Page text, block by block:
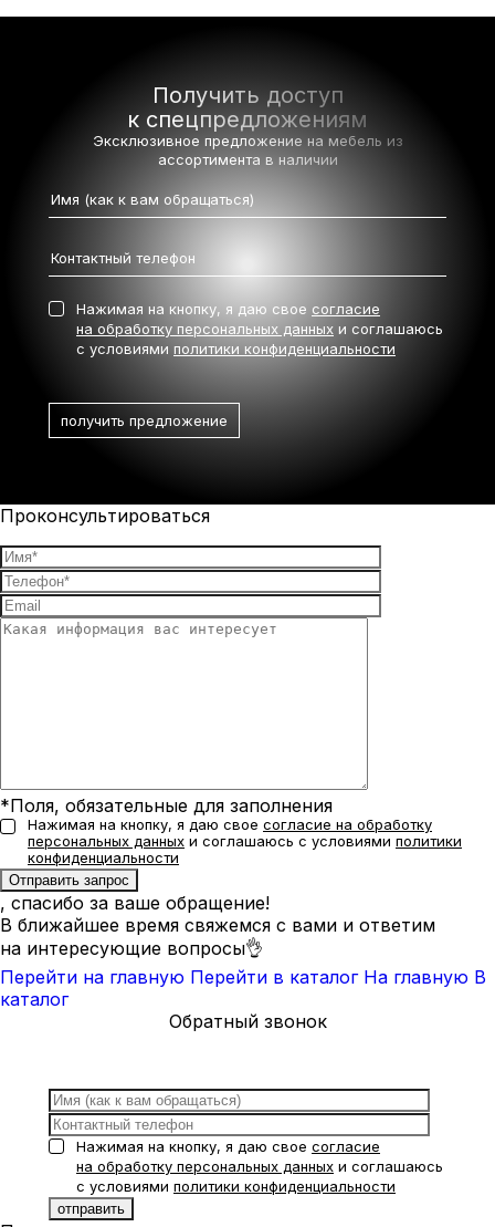
Получить доступ
к спецпредложениям
Эксклюзивное предложение на мебель из
ассортимента в наличии
Нажимая на кнопку, я даю свое согласие
на обработку персональных данных и соглашаюсь
с условиями политики конфиденциальности
Проконсультироваться
*Поля, обязательные для заполнения
Нажимая на кнопку, я даю свое согласие на обработку
персональных данных и соглашаюсь с условиями политики
конфиденциальности
, спасибо за ваше обращение!
В ближайшее время свяжемся с вами и ответим
на интересующие вопросы👌
Перейти на главную Перейти в каталог На главную В
каталог
Обратный звонок
Нажимая на кнопку, я даю свое согласие
на обработку персональных данных и соглашаюсь
с условиями политики конфиденциальности